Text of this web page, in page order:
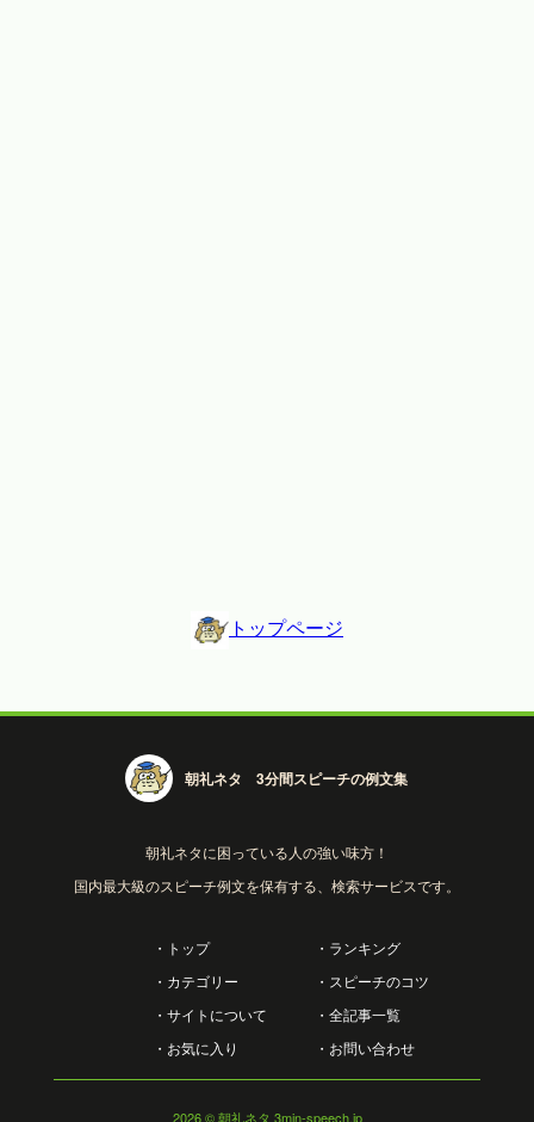
トップページ
朝礼ネタ 3分間スピーチの例文集
朝礼ネタに困っている人の強い味方！
国内最大級のスピーチ例文を保有する、検索サービスです。
・トップ
・カテゴリー
・サイトについて
・お気に入り
・ランキング
・スピーチのコツ
・全記事一覧
・お問い合わせ
2026© 朝礼ネタ 3min-speech.jp